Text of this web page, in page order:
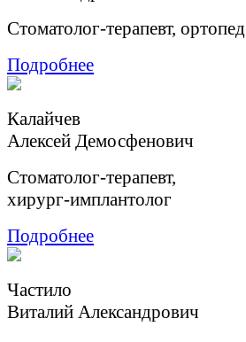
Стоматолог-терапевт, ортопед
Подробнее
Калайчев
Aлексей Демосфенович
Cтоматолог-терапевт,
хирург-имплантолог
Подробнее
Частило
Виталий Александрович